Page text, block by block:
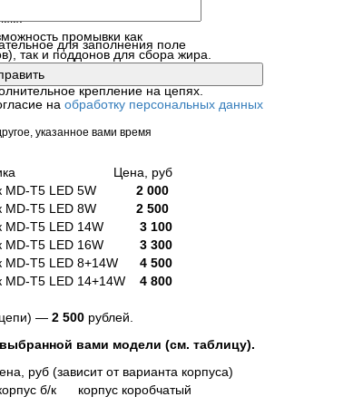
для заполнения поле
на обработку персональных данных
указанное вами время
мм.
промывки как
так и поддонов для сбора жира.
крепление на цепях.
Цена, руб
MD-T5 LED 5W 2 000
MD-T5 LED 8W 2 500
MD-T5 LED 14W 3 100
MD-T5 LED 16W 3 300
T5 LED 8+14W 4 500
T5 LED 14+14W 4 800
цепи) — 2 500рублей.
вами модели (см. таблицу).
(зависит от варианта корпуса)
коробчатый